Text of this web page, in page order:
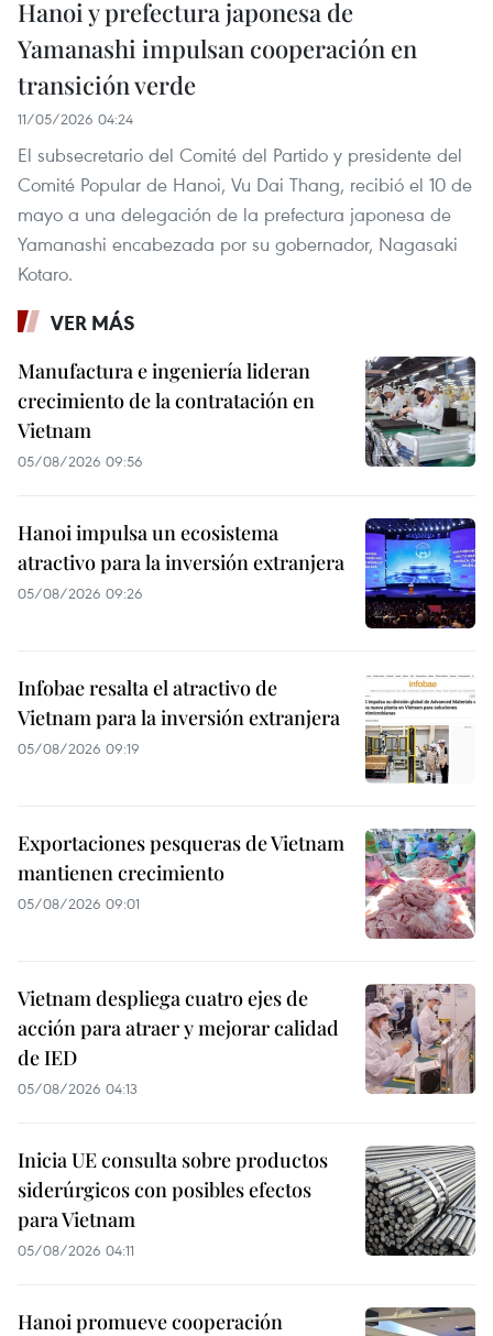
Hanoi y prefectura japonesa de
Yamanashi impulsan cooperación en
transición verde
11/05/2026 04:24
El subsecretario del Comité del Partido y presidente del
Comité Popular de Hanoi, Vu Dai Thang, recibió el 10 de
mayo a una delegación de la prefectura japonesa de
Yamanashi encabezada por su gobernador, Nagasaki
Kotaro.
VER MÁS
Manufactura e ingeniería lideran
crecimiento de la contratación en
Vietnam
05/08/2026 09:56
Hanoi impulsa un ecosistema
atractivo para la inversión extranjera
05/08/2026 09:26
Infobae resalta el atractivo de
Vietnam para la inversión extranjera
05/08/2026 09:19
Exportaciones pesqueras de Vietnam
mantienen crecimiento
05/08/2026 09:01
Vietnam despliega cuatro ejes de
acción para atraer y mejorar calidad
de IED
05/08/2026 04:13
Inicia UE consulta sobre productos
siderúrgicos con posibles efectos
para Vietnam
05/08/2026 04:11
Hanoi promueve cooperación